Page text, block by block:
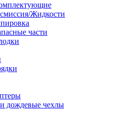
Жидкости
части
дождевые чехлы